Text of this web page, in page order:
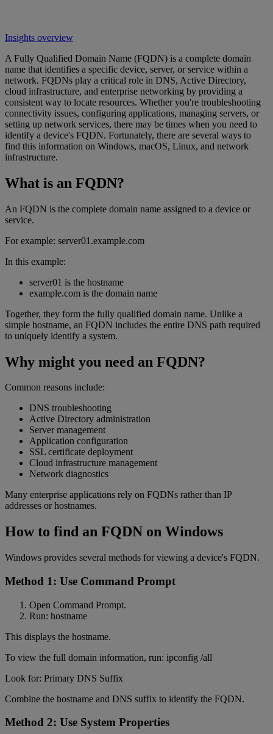
Insights overview
A Fully Qualified Domain Name (FQDN) is a complete domain
name that identifies a specific device, server, or service within a
network. FQDNs play a critical role in DNS, Active Directory,
cloud infrastructure, and enterprise networking by providing a
consistent way to locate resources. Whether you're troubleshooting
connectivity issues, configuring applications, managing servers, or
setting up network services, there may be times when you need to
identify a device's FQDN. Fortunately, there are several ways to
find this information on Windows, macOS, Linux, and network
infrastructure.
What is an FQDN?
An FQDN is the complete domain name assigned to a device or
service.
For example: server01.example.com
In this example:
server01 is the hostname
example.com is the domain name
Together, they form the fully qualified domain name. Unlike a
simple hostname, an FQDN includes the entire DNS path required
to uniquely identify a system.
Why might you need an FQDN?
Common reasons include:
DNS troubleshooting
Active Directory administration
Server management
Application configuration
SSL certificate deployment
Cloud infrastructure management
Network diagnostics
Many enterprise applications rely on FQDNs rather than IP
addresses or hostnames.
How to find an FQDN on Windows
Windows provides several methods for viewing a device's FQDN.
Method 1: Use Command Prompt
Open Command Prompt.
Run: hostname
This displays the hostname.
To view the full domain information, run: ipconfig /all
Look for: Primary DNS Suffix
Combine the hostname and DNS suffix to identify the FQDN.
Method 2: Use System Properties